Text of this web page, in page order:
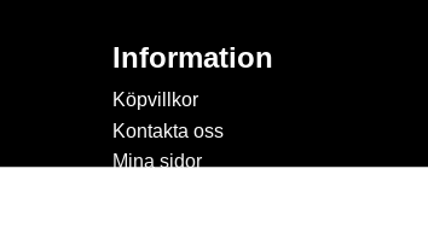
Information
Köpvillkor
Kontakta oss
Mina sidor